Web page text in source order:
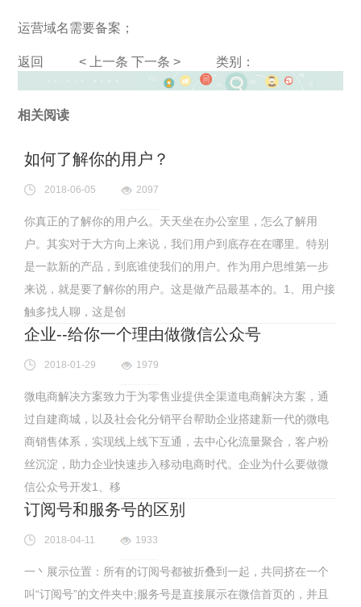
运营域名需要备案；
返回 < 上一条 下一条 > 类别：
相关阅读
如何了解你的用户？
2018-06-05 2097
你真正的了解你的用户么。天天坐在办公室里，怎么了解用
户。其实对于大方向上来说，我们用户到底存在在哪里。特别
是一款新的产品，到底谁使我们的用户。作为用户思维第一步
来说，就是要了解你的用户。这是做产品最基本的。1、用户接
触多找人聊，这是创
企业--给你一个理由做微信公众号
2018-01-29 1979
微电商解决方案致力于为零售业提供全渠道电商解决方案，通
过自建商城，以及社会化分销平台帮助企业搭建新一代的微电
商销售体系，实现线上线下互通，去中心化流量聚合，客户粉
丝沉淀，助力企业快速步入移动电商时代。企业为什么要做微
信公众号开发1、移
订阅号和服务号的区别
2018-04-11 1933
一丶展示位置：所有的订阅号都被折叠到一起，共同挤在一个
叫“订阅号”的文件夹中;服务号是直接展示在微信首页的，并且